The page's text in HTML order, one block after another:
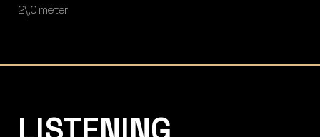
2\,0 meter